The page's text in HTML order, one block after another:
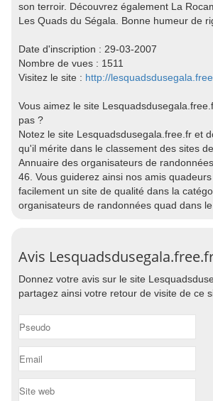
son terroir. Découvrez également La
Les Quads du Ségala. Bonne humeur de
Date d'inscription : 29-03-2007
Nombre de vues : 1511
Visitez le site : http://
Vous aimez le site
pas ?
Notez le site Lesquadsdusegala.free.fr et
qu'il mérite dans le classement des sites
Annuaire des organisateurs de
46. Vous guiderez ainsi nos amis
facilement un site de qualité dans la
organisateurs de randonnées quad dans
Avis
Donnez votre avis sur le site
partagez ainsi votre retour de visite de ce